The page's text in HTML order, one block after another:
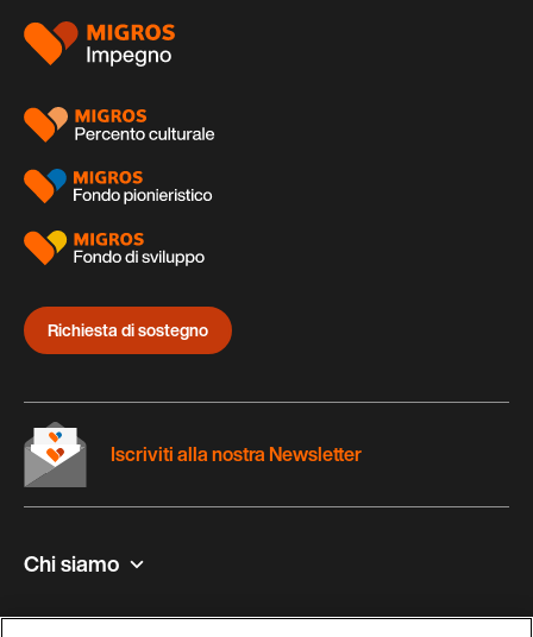
Piè
pagina
Richiesta di sostegno
Chi siamo
Contatto e aiuto
Iscriviti alla nostra Newsletter